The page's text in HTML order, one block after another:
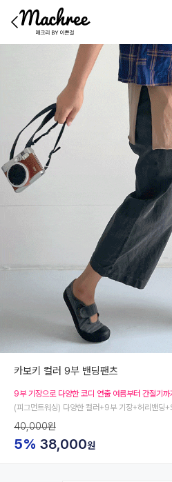
카보키 컬러 9부 밴딩팬츠
9부 기장으로 다양한 코디 연출 여름부터 간절기까
(피그먼트워싱) 다양한 컬러+9부 기장+허리밴딩+
40,000원
5% 38,000원